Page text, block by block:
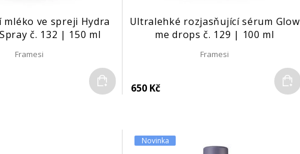
mléko ve spreji Hydra
č. 132 | 150 ml
Framesi
Do košíku
Ultralehké rozjasňující sérum Glow
me drops č. 129 | 100 ml
Framesi
650 Kč
Novinka